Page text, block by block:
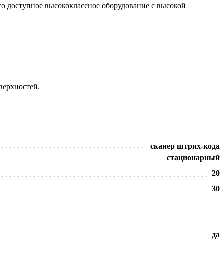
высококлассное оборудование с высокой
сканер штрих-кода
стационарный
20
30
да